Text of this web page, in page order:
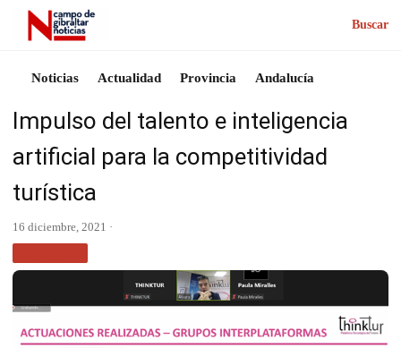
Buscar
Noticias Actualidad Provincia Andalucía
Impulso del talento e inteligencia
artificial para la competitividad
turística
16 diciembre, 2021 ·